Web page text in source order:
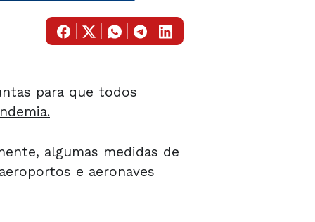
para que todos
algumas medidas de
e aeronaves